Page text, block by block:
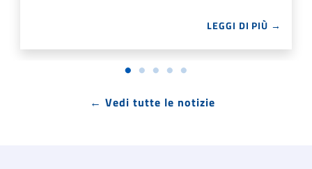
LEGGI DI PIÙ →
← Vedi tutte le notizie